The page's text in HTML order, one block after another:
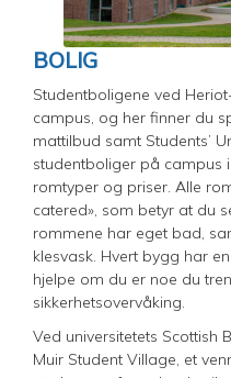
BOLIG
​​​Studentboligene ved
campus, og her finner du
mattilbud samt Students’
studentboliger på campus
romtyper og priser. Alle
catered», som betyr at du
rommene har eget bad,
klesvask. Hvert bygg har
hjelpe om du er noe du
sikkerhetsovervåking.
Ved universitetets Scottish
Muir Student Village, et